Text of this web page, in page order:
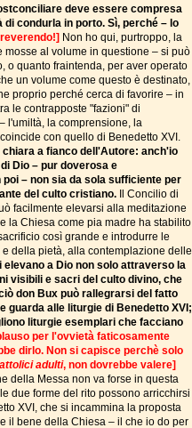
deve essere compresa
condurla in porto. Sì, perché – lo
Non ho qui, purtroppo, la
al volume in questione – si può
o quanto fraintenda, per aver operato
un volume come questo è destinato,
proprio perché cerca di favorire – in
le contrapposte "fazioni" di
l'umiltà, la comprensione, la
con quello di Benedetto XVI.
a fianco dell'Autore: anch'io
Dio – pur doverosa e
– non sia da sola sufficiente per
del culto cristiano. Il Concilio di
facilmente elevarsi alla meditazione
la Chiesa come pia madre ha stabilito
così grande e introdurre le
della pietà, alla contemplazione delle
elevano a Dio non solo attraverso la
visibili e sacri del culto divino, che
don Bux può rallegrarsi del fatto
guarda alle liturgie di Benedetto XVI;
liturgie esemplari che facciano
per l'ovvietà faticosamente
dirlo. Non si capisce perchè solo
adulti, non dovrebbe valere]
della Messa non va forse in questa
due forme del rito possono arricchirsi
XVI, che si incammina la proposta
il bene della Chiesa – il che io do per